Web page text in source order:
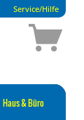
Service/Hilfe
Haus & Büro